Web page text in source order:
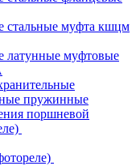
стальные муфта кшцм
латунные муфтовые
пружинные
поршневой